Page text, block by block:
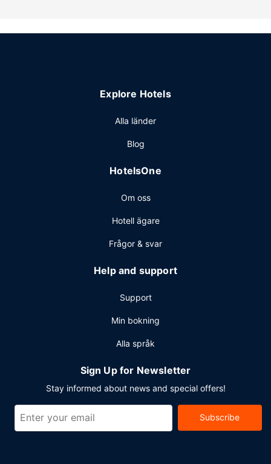
helger mellan 07.00 och 09.30.
runt, kemtvätt/tvättjänster och reception (öppen dygnet
Explore Hotels
Alla länder
Blog
HotelsOne
Om oss
Hotell ägare
Frågor & svar
Help and support
Support
Min bokning
Alla språk
Sign Up for Newsletter
Stay informed about news and special offers!
Subscribe